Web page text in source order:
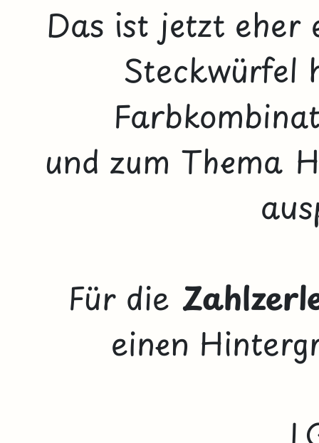
Das ist jetzt eher
Steckwürfel
und zum Thema
Für die
einen